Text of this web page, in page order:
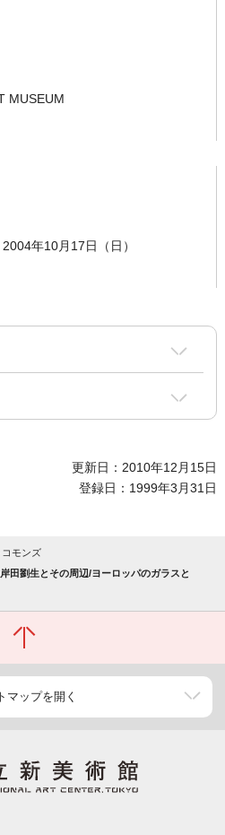
MUSEUM
年10月17日（日）
更新日：2010年12月15日
登録日：1999年3月31日
モンズ
田劉生とその周辺/ヨーロッパのガラスと
マップを開く